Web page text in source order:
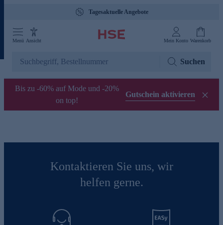
Tagesaktuelle Angebote
Menü Ansicht Mein Konto Warenkorb
Suchen
Bis zu -60% auf Mode und -20%
on top!
Gutschein aktivieren
Kontaktieren Sie uns, wir
helfen gerne.